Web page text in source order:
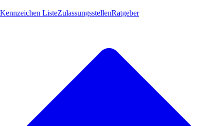
Kennzeichen ListeZulassungsstellenRatgeber